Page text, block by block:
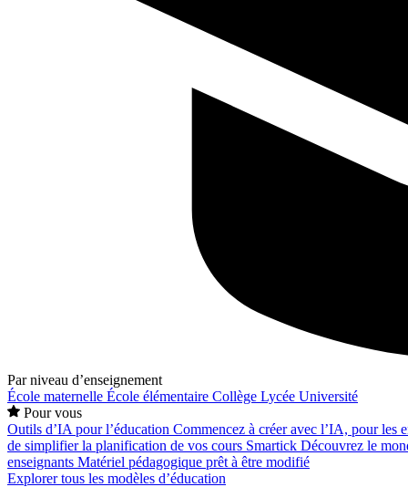
Par niveau d’enseignement
École maternelle École élémentaire Collège Lycée Université
Pour vous
Outils d’IA pour l’éducation Commencez à créer avec l’IA, pour les
de simplifier la planification de vos cours Smartick Découvrez le
enseignants Matériel pédagogique prêt à être modifié
Explorer tous les modèles d’éducation